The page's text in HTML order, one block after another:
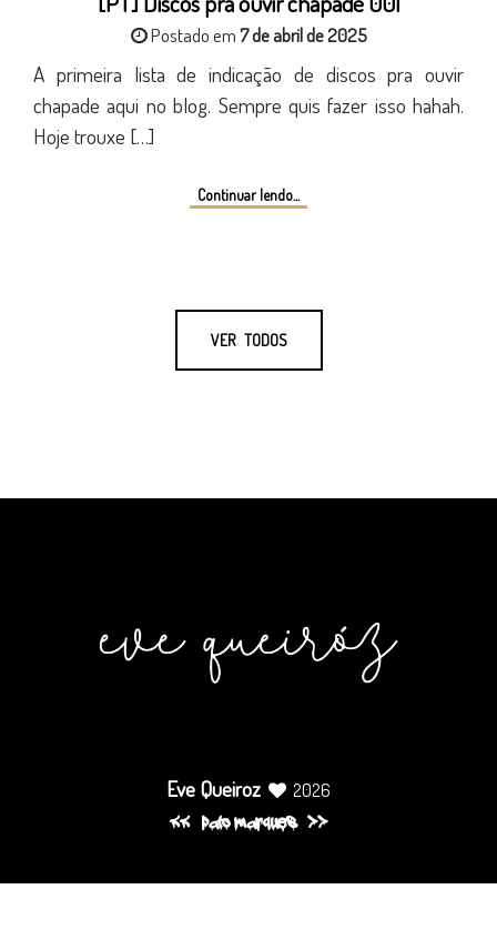
Postado em7 de abril de 2025
A primeira lista de indicação de discos pra ouvir
chapade aqui no blog. Sempre quis fazer isso hahah.
Hoje trouxe […]
Continuar lendo...
VER TODOS
Eve Queiroz 2026
pato marques